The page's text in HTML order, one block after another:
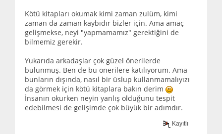
Kötü kitapları okumak kimi zaman zulüm, kimi
zaman da zaman kaybıdır bizler için. Ama amaç
gelişmekse, neyi "yapmamamız" gerektiğini de
bilmemiz gerekir.
Yukarıda arkadaşlar çok güzel önerilerde
bulunmuş. Ben de bu önerilere katılıyorum. Ama
bunların dışında, nasıl bir üslup kullanmamalıyızı
da görmek için kötü kitaplara bakın derim
İnsanın okurken neyin yanlış olduğunu tespit
edebilmesi de gelişimde çok büyük bir adımdır.
Kayıtlı